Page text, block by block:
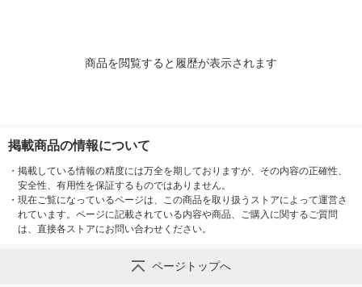
商品を閲覧すると履歴が表示されます
掲載商品の情報について
・ 掲載している情報の精度には万全を期しておりますが、その内容の正確性、
安全性、有用性を保証するものではありません。
・ 現在ご覧になっているページは、この商品を取り扱うストアによって運営さ
れています。ページに記載されている内容や商品、ご購入に関するご質問
は、直接各ストアにお問い合わせください。
ページトップへ